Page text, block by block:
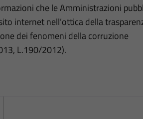
che le Amministrazioni
internet nell’ottica della
dei fenomeni della corruzione
L.190/2012).